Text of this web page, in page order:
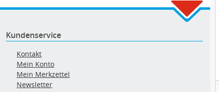
Kundenservice
Kontakt
Mein Konto
Mein Merkzettel
Newsletter